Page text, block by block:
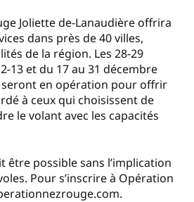
Joliette de-Lanaudière offrira
dans près de 40 villes,
de la région. Les 28-29
13 et du 17 au 31 décembre
seront en opération pour offrir
à ceux qui choisissent de
le volant avec les capacités
être possible sans l’implication
Pour s’inscrire à Opération